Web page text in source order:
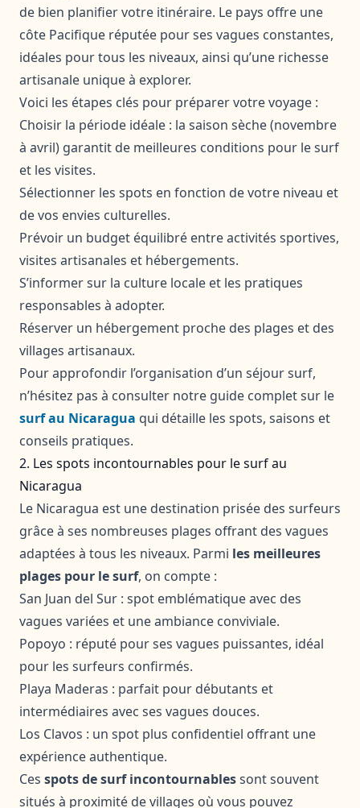
de bien planifier votre itinéraire. Le pays offre une
côte Pacifique réputée pour ses vagues constantes,
idéales pour tous les niveaux, ainsi qu’une richesse
artisanale unique à explorer.
Voici les étapes clés pour préparer votre voyage :
Choisir la période idéale : la saison sèche (novembre
à avril) garantit de meilleures conditions pour le surf
et les visites.
Sélectionner les spots en fonction de votre niveau et
de vos envies culturelles.
Prévoir un budget équilibré entre activités sportives,
visites artisanales et hébergements.
S’informer sur la culture locale et les pratiques
responsables à adopter.
Réserver un hébergement proche des plages et des
villages artisanaux.
Pour approfondir l’organisation d’un séjour surf,
n’hésitez pas à consulter notre guide complet sur le
surf au Nicaragua qui détaille les spots, saisons et
conseils pratiques.
2. Les spots incontournables pour le surf au
Nicaragua
Le Nicaragua est une destination prisée des surfeurs
grâce à ses nombreuses plages offrant des vagues
adaptées à tous les niveaux. Parmi les meilleures
plages pour le surf, on compte :
San Juan del Sur : spot emblématique avec des
vagues variées et une ambiance conviviale.
Popoyo : réputé pour ses vagues puissantes, idéal
pour les surfeurs confirmés.
Playa Maderas : parfait pour débutants et
intermédiaires avec ses vagues douces.
Los Clavos : un spot plus confidentiel offrant une
expérience authentique.
Ces spots de surf incontournablessont souvent
situés à proximité de villages où vous pouvez